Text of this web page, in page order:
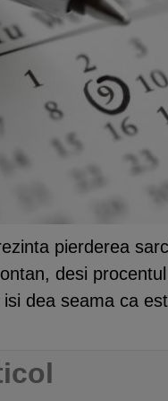
pierderea
desi
dea seama ca